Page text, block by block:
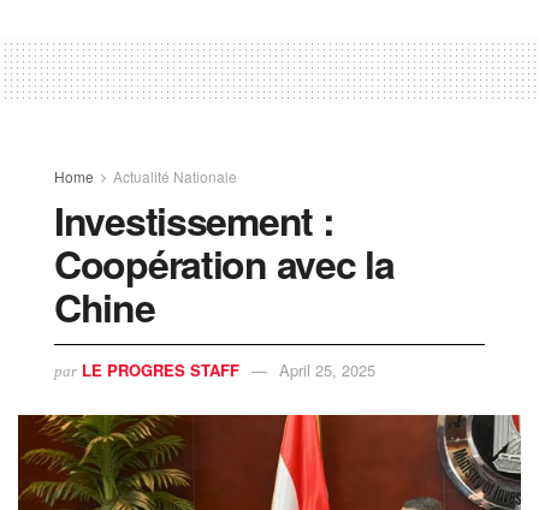
Home Actualité Nationale
Investissement :
Coopération avec la
Chine
par LE PROGRES STAFF April 25, 2025